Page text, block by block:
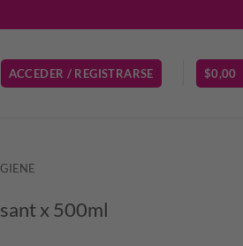
ACCEDER / REGISTRARSE $0,00
x 500ml